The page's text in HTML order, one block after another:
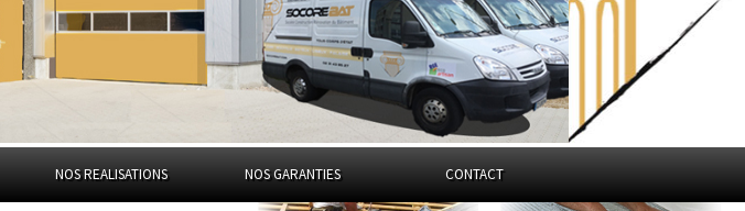
NOS REALISATIONS NOS GARANTIES CONTACT